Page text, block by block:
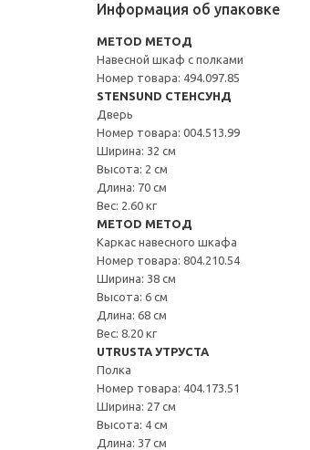
Информация об упаковке
METOD МЕТОД
Навесной шкаф с полками
Номер товара: 494.097.85
STENSUND СТЕНСУНД
Дверь
Номер товара: 004.513.99
Ширина: 32 см
Высота: 2 см
Длина: 70 см
Вес: 2.60 кг
METOD МЕТОД
Каркас навесного шкафа
Номер товара: 804.210.54
Ширина: 38 см
Высота: 6 см
Длина: 68 см
Вес: 8.20 кг
UTRUSTA УТРУСТА
Полка
Номер товара: 404.173.51
Ширина: 27 см
Высота: 4 см
Длина: 37 см